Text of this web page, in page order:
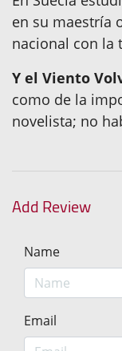
en su maestría
nacional con la
Y el Viento
como de la
novelista; no
Add Review
Name
Email